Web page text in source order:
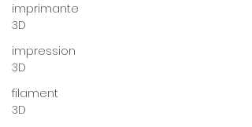
imprimante
3D
impression
3D
filament
3D